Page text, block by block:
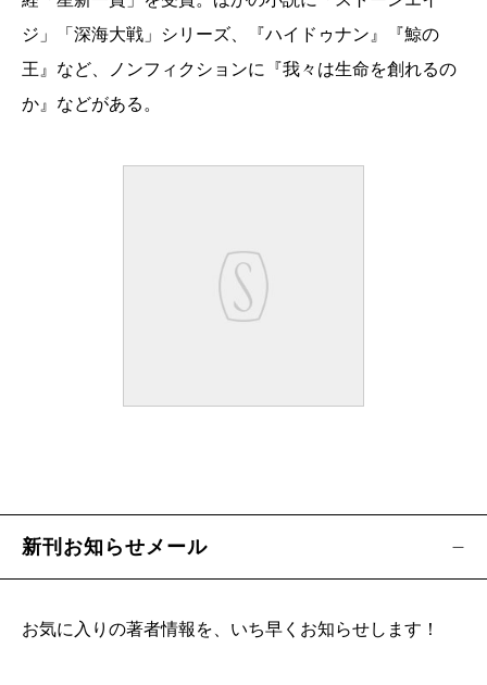
ジ」「深海大戦」シリーズ、『ハイドゥナン』『鯨の
王』など、ノンフィクションに『我々は生命を創れるの
か』などがある。
新刊お知らせメール
お気に入りの著者情報を、いち早くお知らせします！